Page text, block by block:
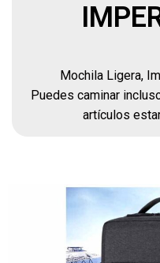
Mochila Ligera,
Puedes caminar
artículos